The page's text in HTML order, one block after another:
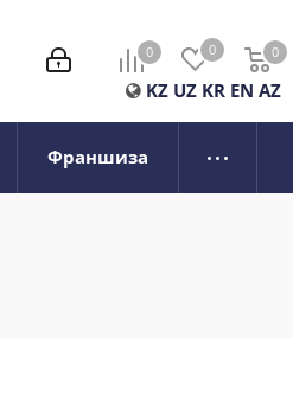
0 0 0
0
KZ UZ KR EN AZ
Франшиза